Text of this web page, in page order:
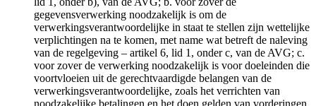
gegevensverwerking noodzakelijk is om de
verwerkingsverantwoordelijke in staat te stellen zijn wettelijke
verplichtingen na te komen, met name wat betreft de naleving
van de regelgeving – artikel 6, lid 1, onder c, van de AVG; c.
voor zover de verwerking noodzakelijk is voor doeleinden die
voortvloeien uit de gerechtvaardigde belangen van de
verwerkingsverantwoordelijke, zoals het verrichten van
noodzakelijke betalingen en het doen gelden van vorderingen